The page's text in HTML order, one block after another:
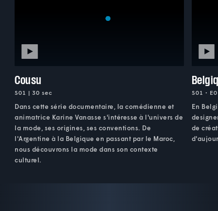
Cousu
S01 | 30 sec
Dans cette série documentaire, la comédienne et
animatrice Karine Vanasse s'intéresse à l'univers de
la mode, ses origines, ses conventions. De
l'Argentine à la Belgique en passant par le Maroc,
nous découvrons la mode dans son contexte
culturel.
S01 •
En
de